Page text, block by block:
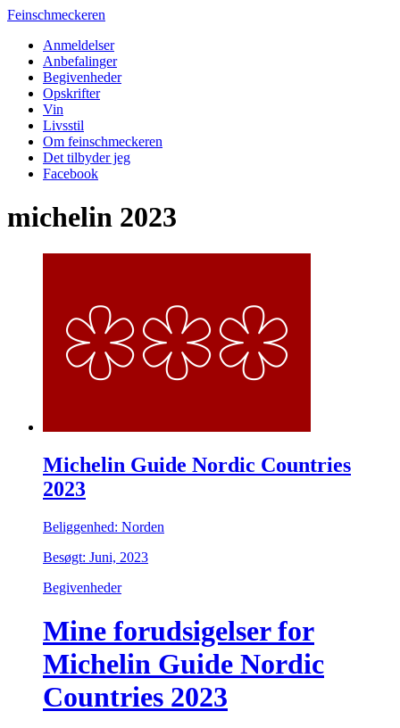
Feinschmeckeren
Anmeldelser
Anbefalinger
Begivenheder
Opskrifter
Vin
Livsstil
Om feinschmeckeren
Det tilbyder jeg
Facebook
michelin 2023
Michelin Guide Nordic Countries
2023
Beliggenhed: Norden
Besøgt: Juni, 2023
Begivenheder
Mine forudsigelser for
Michelin Guide Nordic
Countries 2023